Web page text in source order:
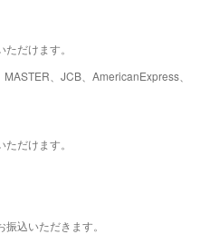
だけます。
、JCB、AmericanExpress、
だけます。
込いただきます。